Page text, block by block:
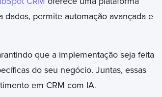
permite automação avançada e
que a implementação seja feita
do seu negócio. Juntas, essas
em CRM com IA.